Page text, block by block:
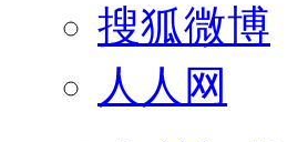
搜狐微博
人人网